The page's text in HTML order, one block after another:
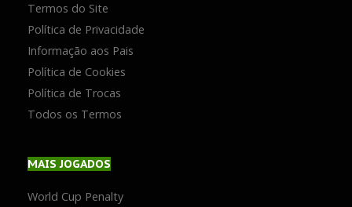
Termos do Site
Política de Privacidade
Informação aos Pais
Política de Cookies
Política de Trocas
Todos os Termos
MAISJOGADOS
World Cup Penalty